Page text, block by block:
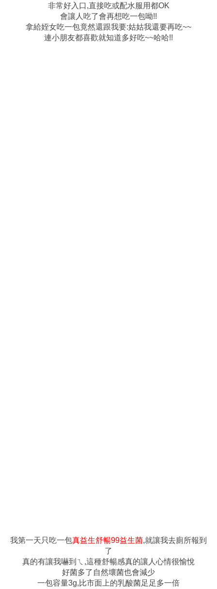
非常好入口,直接吃或配水服用都OK
會讓人吃了會再想吃一包呦!!
拿給姪女吃一包竟然還跟我要:姑姑我還要再吃~~
連小朋友都喜歡就知道多好吃~~哈哈!!
我第一天只吃一包真益生舒暢99益生菌,就讓我去廁所報到
了
真的有讓我嚇到ㄟ,這種舒暢感真的讓人心情很愉悅
好菌多了自然壞菌也會減少
一包容量3g,比市面上的乳酸菌足足多一倍